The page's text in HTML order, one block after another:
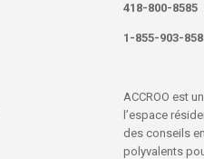
418-800-8585
1-855-903-
ACCROO est
l’espace
des conseils
polyvalents